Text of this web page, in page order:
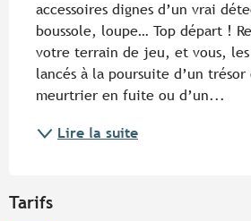
accessoires dignes d’un vrai
boussole, loupe… Top départ !
votre terrain de jeu, et vous,
lancés à la poursuite d’un
meurtrier en fuite ou d’un...
Lire la suite
Tarifs